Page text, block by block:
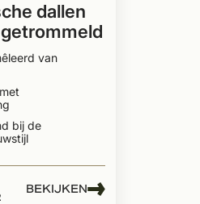
dallen
van
bij de
BEKIJKEN